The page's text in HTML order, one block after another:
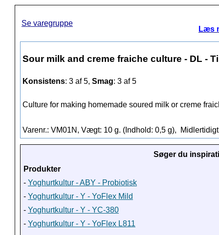
Se varegruppe
Læs
Sour milk and creme fraiche culture - DL -
Konsistens: 3 af 5, Smag: 3 af 5
Culture for making homemade soured milk or creme
Varenr.: VM01N, Vægt: 10 g. (Indhold: 0,5 g),
Søger du
Produkter
- Yoghurtkultur - ABY - Probiotisk
- Yoghurtkultur - Y - YoFlex Mild
- Yoghurtkultur - Y - YC-380
- Yoghurtkultur - Y - YoFlex L811